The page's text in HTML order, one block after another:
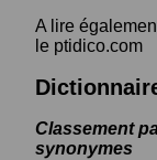
A lire
le ptidico.com
Classement
synonymes